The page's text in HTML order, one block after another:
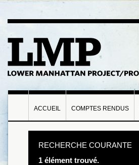
ACCUEIL COMPTES RENDUS
RECHERCHE COURANTE
1 élément trouvé.